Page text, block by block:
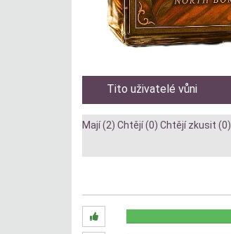
Tito uživatelé vůni
Mají (2) Chtějí (0) Chtějí zkusit (0)